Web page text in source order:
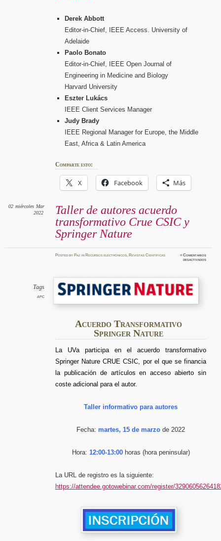
Derek Abbott
Editor-in-Chief, IEEE Access. University of
Adelaide
Paolo Bonato
Editor-in-Chief, IEEE Open Journal of
Engineering in Medicine and Biology
Harvard University
Eszter Lukács
IEEE Client Services Manager
Judy Brady
IEEE Regional Manager for Europe, the Middle
East, Africa & Latin America
Comparte esto:
X Facebook Más
Taller de autores acuerdo
transformativo Crue CSIC y
Springer Nature
02 miércoles Mar
2022
Postedby Paz in Recursos electrónicos, Revistas Científicas ≈Comentarios
desactivadosen
Tags
APC
Acuerdo Transformativo
Springer Nature
La UVa participa en el acuerdo transformativo
Springer Nature CRUE CSIC, por el que se financia
la publicación de artículos en acceso abierto sin
coste adicional para el autor.
Taller informativo para autores
Fecha:martes, 15 de marzo de 2022
Hora: 12:00-13:00horas (hora peninsular)
La URL de registro es la siguiente:
https://attendee.gotowebinar.com/register/